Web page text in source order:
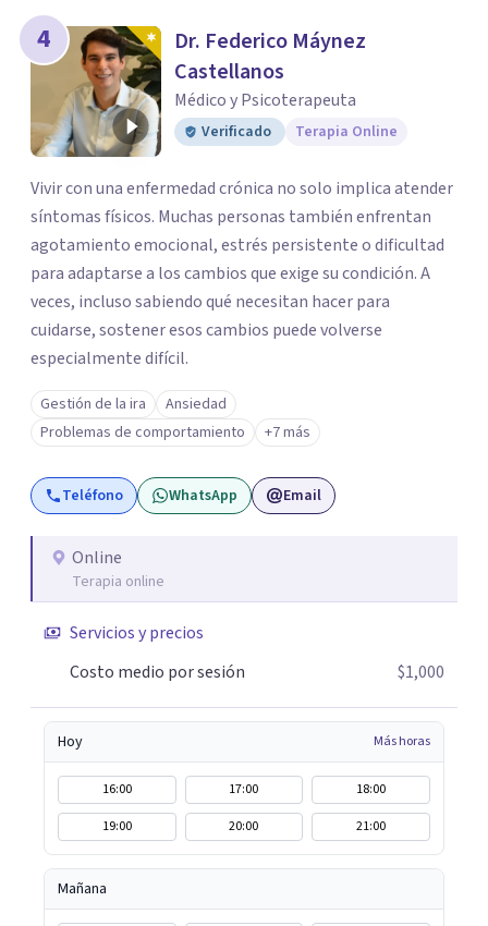
4
Dr. Federico Máynez
Castellanos
Médico y Psicoterapeuta
Verificado Terapia Online
Vivir con una enfermedad crónica no solo implica atender
síntomas físicos. Muchas personas también enfrentan
agotamiento emocional, estrés persistente o dificultad
para adaptarse a los cambios que exige su condición. A
veces, incluso sabiendo qué necesitan hacer para
cuidarse, sostener esos cambios puede volverse
especialmente difícil.
Gestión de la ira
Ansiedad
Problemas de comportamiento
+7 más
Teléfono WhatsApp Email
Online
Terapia online
Servicios y precios
Costo medio por sesión
$1,000
Hoy Más horas
16:00 17:00
18:00
19:00
20:00 21:00
Mañana